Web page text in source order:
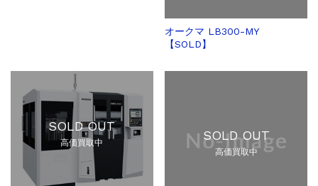
OKK 立形マシニングセンター VM7Ⅲ...
ブラザー SPEEDIO W1000Xd...
ドラム形NC旋盤
2026.5.22
高松機械 NC旋盤 XL-100...
その他の工作機械
2026.5.19
ミマキエンジニアリング NC彫刻機 ME...
2026.5.16
ダイヘン 交直両用TIG溶接機 AVP-...
オークマ LB300-MY
【SOLD】
SOLD OUT
高価買取中 SOLD OUT
高価買取中